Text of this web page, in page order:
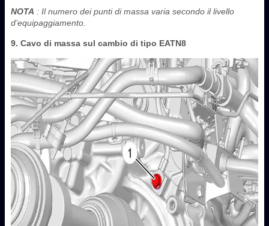
NOTA : Il numero dei punti di massa varia secondo il livello
d’equipaggiamento.
9. Cavo di massa sul cambio di tipo EATN8